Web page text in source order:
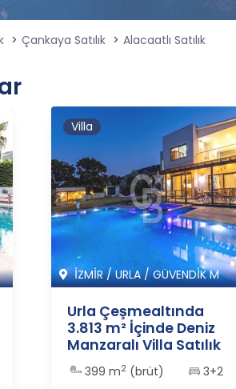
Çankaya Satılık Alacaatlı Satılık
Villa
İZMİR/URLA/GÜVENDİK M
Urla Çeşmealtında
3.813 m² İçinde Deniz
Manzaralı Villa Satılık
- 365555
399 m2(brüt) 3+2